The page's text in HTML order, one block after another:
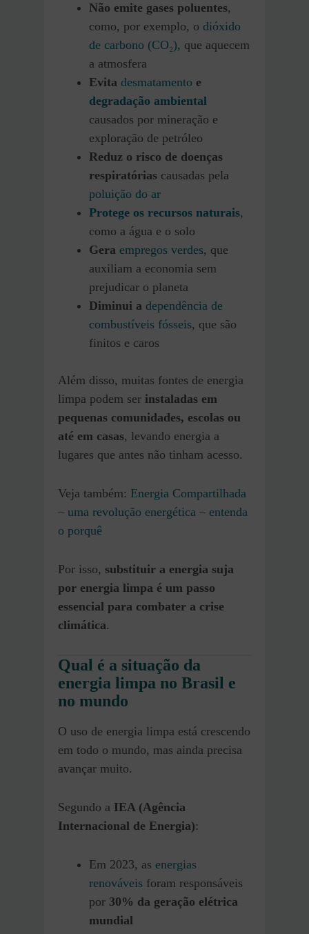
Não emite gases poluentes,
como, por exemplo, o dióxido
de carbono (CO₂), que aquecem
a atmosfera
Evita desmatamento e
degradação ambiental
causados por mineração e
exploração de petróleo
Reduz o risco de doenças
respiratórias causadas pela
poluição do ar
Protege os recursos naturais,
como a água e o solo
Gera empregos verdes, que
auxiliam a economia sem
prejudicar o planeta
Diminui a dependência de
combustíveis fósseis, que são
finitos e caros
Além disso, muitas fontes de energia
limpa podem ser instaladas em
pequenas comunidades, escolas ou
até em casas, levando energia a
lugares que antes não tinham acesso.
Veja também: Energia Compartilhada
– uma revolução energética – entenda
o porquê
Por isso, substituir a energia suja
por energia limpa é um passo
essencial para combater a crise
climática.
Qual é a situação da
energia limpa no Brasil e
no mundo
O uso de energia limpa está crescendo
em todo o mundo, mas ainda precisa
avançar muito.
Segundo a IEA (Agência
Internacional de Energia):
Em 2023, as energias
renováveis foram responsáveis
por 30% da geração elétrica
mundial